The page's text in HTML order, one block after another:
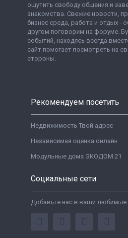
ощутить свободу общения и
знакомства. Свежие новости,
бизнес среда, работа и отдых -
другом поговорим на форуме.
событий, находясь всегда
сайт помогает посмотреть на
стороны.
Рекомендуем посетить
Недвижимость Твой адрес
Независимая оценка онлайн
Модульные дома ЭКОДОМ 21
Социальные сети
Добавьте нас в ваши любимые